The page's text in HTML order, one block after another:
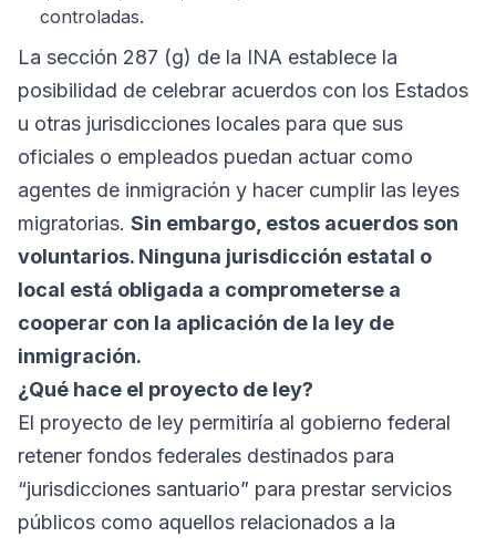
controladas.
La sección 287 (g) de la INA establece la
posibilidad de celebrar acuerdos con los Estados
u otras jurisdicciones locales para que sus
oficiales o empleados puedan actuar como
agentes de inmigración y hacer cumplir las leyes
migratorias. Sin embargo, estos acuerdos son
voluntarios. Ninguna jurisdicción estatal o
local está obligada a comprometerse a
cooperar con la aplicación de la ley de
inmigración.
¿Qué hace el proyecto de ley?
El proyecto de ley permitiría al gobierno federal
retener fondos federales destinados para
“jurisdicciones santuario” para prestar servicios
públicos como aquellos relacionados a la